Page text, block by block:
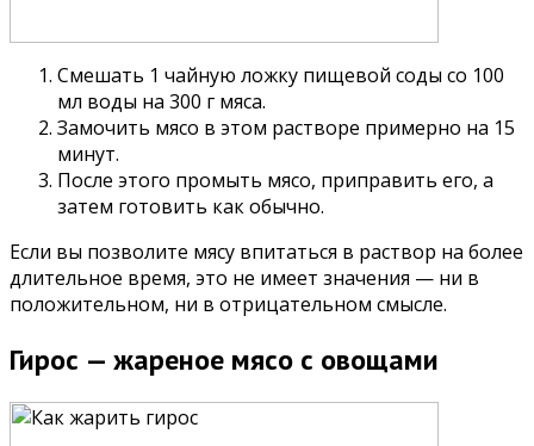
Смешать 1 чайную ложку пищевой соды со 100
мл воды на 300 г мяса.
Замочить мясо в этом растворе примерно на 15
минут.
После этого промыть мясо, приправить его, а
затем готовить как обычно.
Если вы позволите мясу впитаться в раствор на более
длительное время, это не имеет значения — ни в
положительном, ни в отрицательном смысле.
Гирос — жареное мясо с овощами